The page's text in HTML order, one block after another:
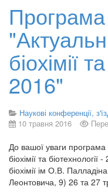
біохімії
2016"
Наукові конференції,
10 травня 2016
До вашої уваги
біохімії та
біохімії ім О.В.
Леонтовича, 9) 26 та 27